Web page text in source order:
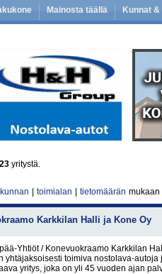
Mainosta täällä Kunnat
yritystä.
toimialan tietomäärän mukaan
Karkkilan Halli ja Kone Oy
Yhtiöt / Konevuokraamo Karkkilan
yhtäjaksoisesti toimiva nostolava-autoja
yritys, joka on yli 45 vuoden ajan